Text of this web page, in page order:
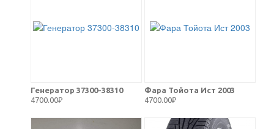
Генератор 37300-38310
4700.00₽
Фара Тойота Ист 2003
4700.00₽